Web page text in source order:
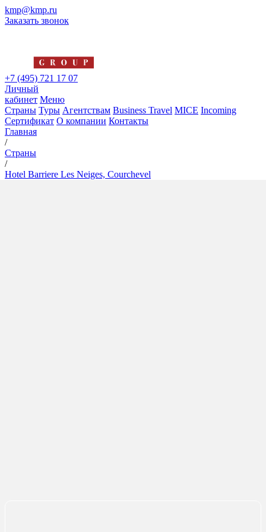
kmp@kmp.ru
Заказать звонок
+7 (495) 721 17 07
Личный
кабинет Меню
Страны Туры Агентствам Business Travel MICE Incoming
Сертификат О компании Контакты
Главная
/
Страны
/
Hotel Barriere Les Neiges, Courchevel